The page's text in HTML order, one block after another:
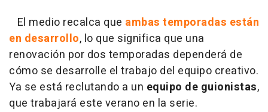
El medio recalca que ambas temporadas están
en desarrollo, lo que significa que una
renovación por dos temporadas dependerá de
cómo se desarrolle el trabajo del equipo creativo.
Ya se está reclutando a un equipo de guionistas,
que trabajará este verano en la serie.